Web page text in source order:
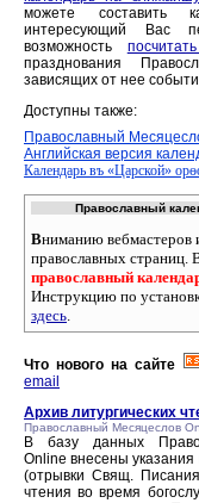
можете составить
интересующий Вас
возможность
празднования
зависящих от нее
Доступны также:
Православный
Английская версия
Календарь въ «Царской»
Православный
Вниманию вебмастеров
православных страниц.
православный
Инструкцию по
здесь.
Что нового на сайте
email
Архив литургических
Православный Месяцеслов
В базу данных
Online внесены указания
(отрывки Свящ.
чтения во время